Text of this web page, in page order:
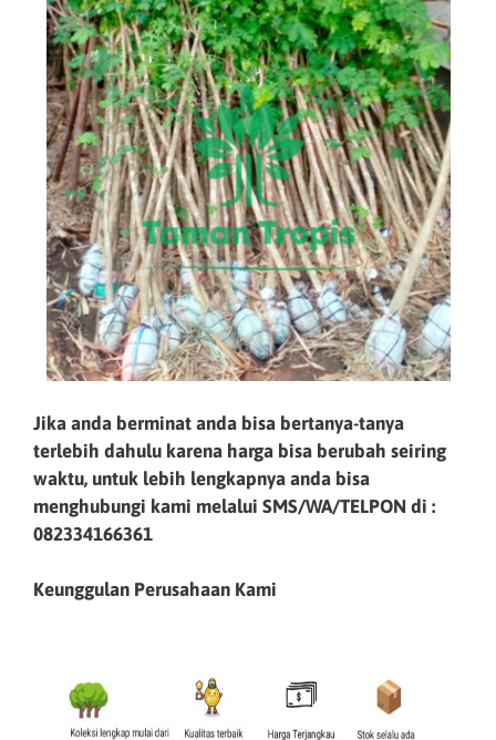
Jika anda berminat anda bisa bertanya-tanya
terlebih dahulu karena harga bisa berubah seiring
waktu, untuk lebih lengkapnya anda bisa
menghubungi kami melalui SMS/WA/TELPON di :
082334166361
Keunggulan Perusahaan Kami